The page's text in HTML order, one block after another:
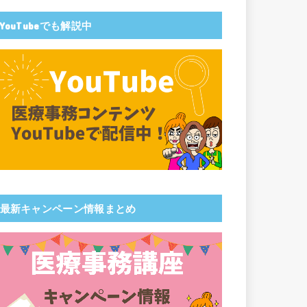
YouTubeでも解説中
最新キャンペーン情報まとめ